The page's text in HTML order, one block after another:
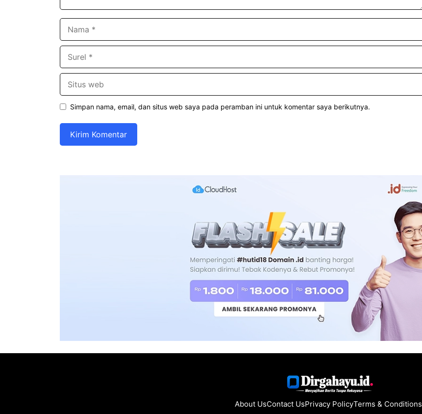
Simpan nama, email, dan situs web saya pada peramban ini untuk komentar saya berikutnya.
About UsContact UsPrivacy PolicyTerms & Conditions